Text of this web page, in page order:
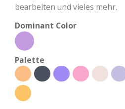
bearbeiten und vieles mehr.
Dominant Color
Palette